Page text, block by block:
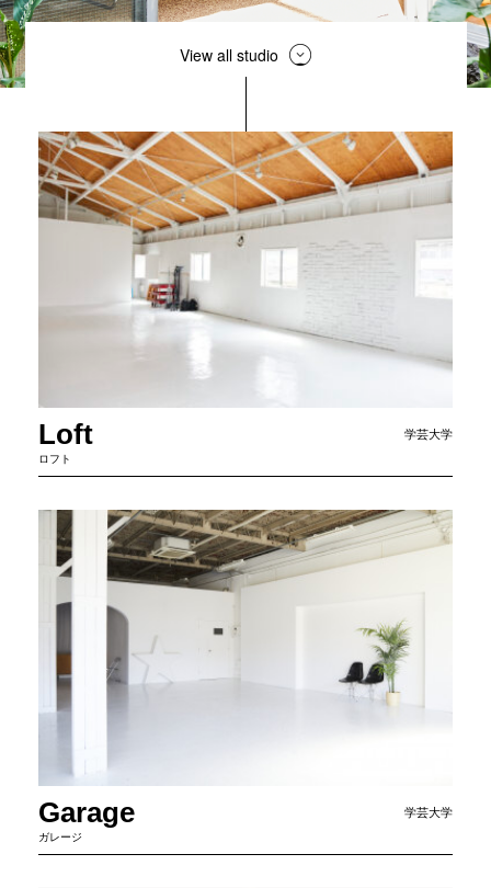
View all studio
Loft
ロフト
学芸大学
Garage
ガレージ
学芸大学